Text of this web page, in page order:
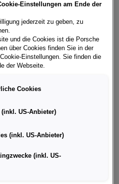
Leistung
Kraftstoffart
Benzin (mild) Hybrid
Finanzierung
Einstellungen am Ende der
jederzeit zu geben, zu
und die Cookies ist die Porsche
über Cookies finden Sie in der
Einstellungen. Sie finden die
der Webseite.
Cookies
US-Anbieter)
(inkl. US-Anbieter)
(inkl. US-